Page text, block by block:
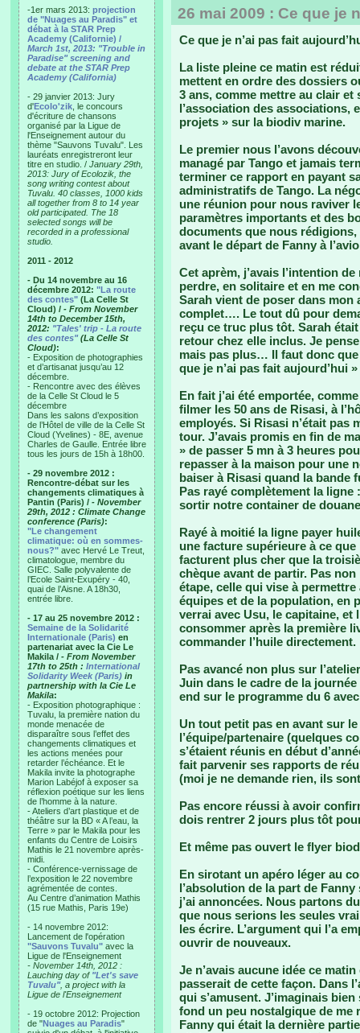
-1er mars 2013: projection
de "Nuages au Paradis" et
débat à la STAR Prep
Academy (Californie) /
March 1st, 2013: "Trouble in
Paradise" screening and
debate at the STAR Prep
Academy (California)
- 29 janvier 2013: Jury
d'Ecolo'zik , le concours
d'écriture de chansons
organisé par la Ligue de
l'Enseignement autour du
thème "Sauvons Tuvalu". Les
lauréats enregistreront leur
titre en studio. / January 29th,
2013: Jury of Ecolozik, the
song writing contest about
Tuvalu. 40 classes, 1000 kids
all together from 8 to 14 year
old participated. The 18
selected songs will be
recorded in a professional
studio.
2011 - 2012
- Du 14 novembre au 16
décembre 2012: "La route
des contes" (La Celle St
Cloud) / - From November
14th to December 15th,
2012: "Tales' trip - La route
des contes"(La Celle St
Cloud):
- Exposition de photographies
et d’artisanat jusqu’au 12
décembre.
- Rencontre avec des élèves
de la Celle St Cloud le 5
décembre
Dans les salons d’exposition
de l’Hôtel de ville de la Celle St
Cloud (Yvelines) - 8E, avenue
Charles de Gaulle. Entrée libre
tous les jours de 15h à 18h00.
- 29 novembre 2012 :
Rencontre-débat sur les
changements climatiques à
Pantin (Paris) / - November
29th, 2012 : Climate Change
conference (Paris):
"Le changement
climatique: où en sommes-
nous?" avec Hervé Le Treut,
climatologue, membre du
GIEC. Salle polyvalente de
l’Ecole Saint-Exupéry - 40,
quai de l’Aisne. A 18h30,
entrée libre.
- 17 au 25 novembre 2012 :
Semaine de la Solidarité
Internationale (Paris) en
partenariat avec la Cie Le
Makila / - From November
17th to 25th : International
Solidarity Week (Paris) in
partnership with la Cie Le
Makila:
- Exposition photographique :
Tuvalu, la première nation du
monde menacée de
disparaître sous l’effet des
changements climatiques et
les actions menées pour
retarder l’échéance. Et le
Makila invite la photographe
Marion Labéjof à exposer sa
réflexion poétique sur les liens
de l’homme à la nature.
- Ateliers d’art plastique et de
théâtre sur la BD « A l’eau, la
Terre » par le Makila pour les
enfants du Centre de Loisirs
Mathis le 21 novembre après-
midi.
- Conférence-vernissage de
l’exposition le 22 novembre
agrémentée de contes.
Au Centre d’animation Mathis
(15 rue Mathis, Paris 19e)
- 14 novembre 2012:
Lancement de l'opération
"Sauvons Tuvalu" avec la
Ligue de l'Enseignement
- November 14th, 2012 :
Lauching day of "Let's save
Tuvalu", a project with la
Ligue de l'Enseignement
- 19 octobre 2012: Projection
de "Nuages au Paradis"
26 mai 2009 : Ce que je
Ce que je n’ai pas fait
La liste pleine ce matin est
mettent en ordre des dossiers
3 ans, comme mettre au clair et
l’association des associations,
projets » sur la biodiv marine.
Le premier nous l’avons
managé par Tango et jamais
terminer ce rapport en payant
administratifs de Tango. La
une réunion pour nous raviver
paramètres importants et des
documents que nous
avant le départ de Fanny à
Cet aprèm, j’avais l’intention
perdre, en solitaire et en me
Sarah vient de poser dans mon
complet…. Le tout dû pour
reçu ce truc plus tôt. Sarah
retour chez elle inclus. Je
mais pas plus… Il faut donc que
que je n’ai pas fait aujourd’hui
En fait j’ai été emportée,
filmer les 50 ans de Risasi, à
employés. Si Risasi n’était pas
tour. J’avais promis en fin de
» de passer 5 mn à 3 heures
repasser à la maison pour une
baiser à Risasi quand la bande
Pas rayé complètement la
sortir notre container de
Rayé à moitié la ligne payer
une facture supérieure à ce
facturent plus cher que la
chèque avant de partir. Pas
étape, celle qui vise à
équipes et de la population, en
verrai avec Usu, le capitaine, et
consommer après la première
commander l’huile
Pas avancé non plus sur
Juin dans le cadre de la
end sur le programme du 6
Un tout petit pas en avant sur
l’équipe/partenaire (quelques
s’étaient réunis en début
fait parvenir ses rapports de
(moi je ne demande rien, ils
Pas encore réussi à avoir
dois rentrer 2 jours plus tôt
Et même pas ouvert le flyer
En sirotant un apéro léger au
l’absolution de la part de
j’ai annoncées. Nous partons
que nous serions les seules
les écrire. L’argument qui l’a
ouvrir de nouveaux.
Je n’avais aucune idée ce
passerait de cette façon. Dans
qui s’amusent. J’imaginais
fond un peu nostalgique de me
Fanny qui était la dernière